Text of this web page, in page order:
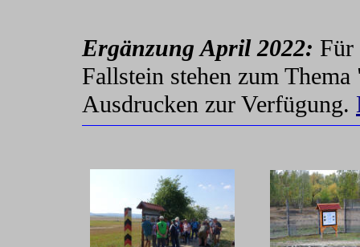
Ergänzung April 2022: Für
Fallstein stehen zum
Ausdrucken zur Verfügung.